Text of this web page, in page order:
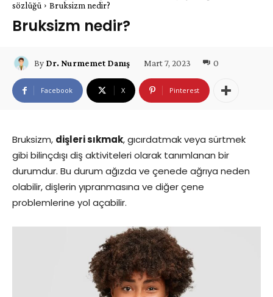
sözlüğü
Bruksizm nedir?
Bruksizm nedir?
By Dr. Nurmemet Danış Mart 7, 2023 0
Facebook X Pinterest
Bruksizm, dişleri sıkmak, gıcırdatmak veya sürtmek
gibi bilinçdışı diş aktiviteleri olarak tanımlanan bir
durumdur. Bu durum ağızda ve çenede ağrıya neden
olabilir, dişlerin yıpranmasına ve diğer çene
problemlerine yol açabilir.